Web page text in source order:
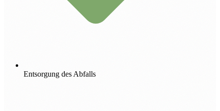
Entsorgung des Abfalls